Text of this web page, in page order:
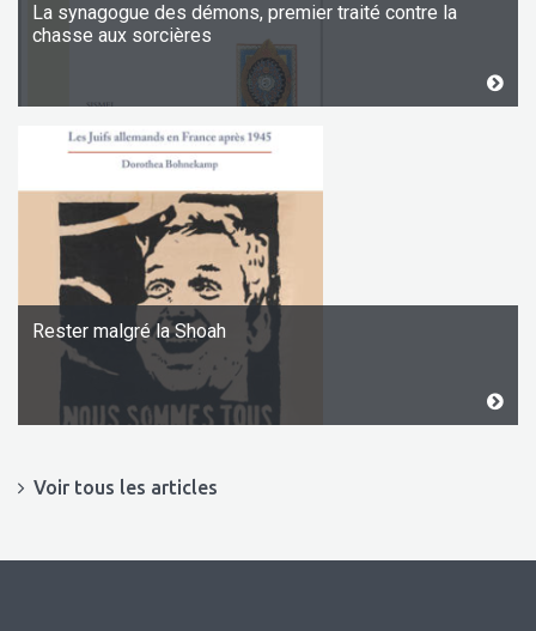
La synagogue des démons, premier traité contre la
chasse aux sorcières
Rester malgré la Shoah
Voir tous les articles